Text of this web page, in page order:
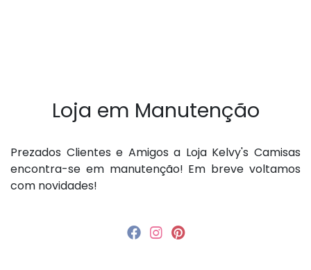
Loja em Manutenção
P rezados Clientes e Amigos a Loja Kelvy's Camisas
encontra-se em manutenção! Em breve voltamos
com novidades!